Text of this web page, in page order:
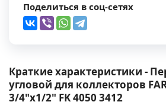
Поделиться в соц-сетях
Краткие характеристики -
угловой для коллекторов
3/4"x1/2" FK 4050 3412